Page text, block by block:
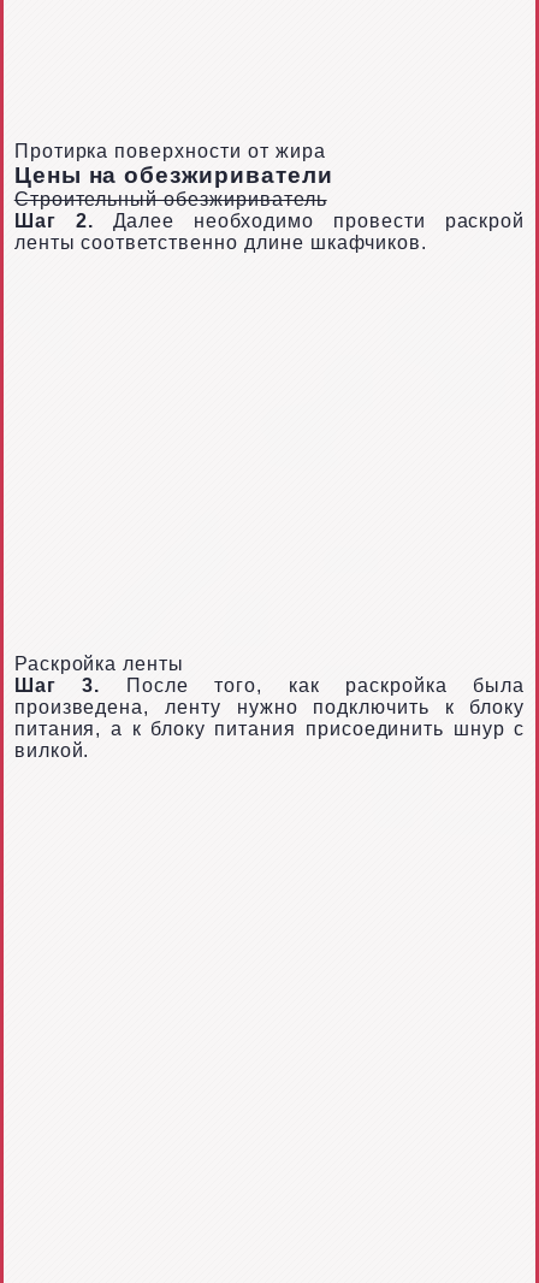
Протирка поверхности от жира
Цены на обезжириватели
Строительный обезжириватель
Шаг 2. Далее необходимо провести раскрой
ленты соответственно длине шкафчиков.
Раскройка ленты
Шаг 3. После того, как раскройка была
произведена, ленту нужно подключить к блоку
питания, а к блоку питания присоединить шнур с
вилкой.